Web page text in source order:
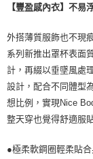
每筆NT$200，滿
【豐盈感內衣】不
外搭薄質服飾也不現
系列新推出罩杯表面
計，再綴以垂墜風處
設計，配合不同體型
想比例，實現Nice
整天穿也覺得舒適服
●極柔軟鋼圈輕柔貼